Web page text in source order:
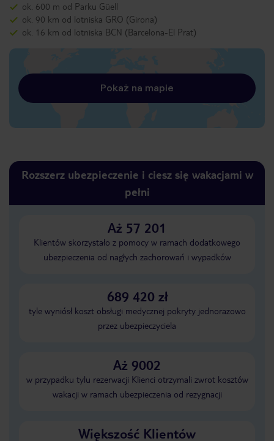
ok. 600 m od Parku Güell
ok. 90 km od lotniska GRO (Girona)
ok. 16 km od lotniska BCN (Barcelona-El Prat)
Pokaż na mapie
Rozszerz ubezpieczenie i ciesz się wakacjami w
pełni
Aż 57 201
Klientów skorzystało z pomocy w ramach dodatkowego
ubezpieczenia od nagłych zachorowań i wypadków
689 420 zł
tyle wyniósł koszt obsługi medycznej pokryty jednorazowo
przez ubezpieczyciela
Aż 9002
w przypadku tylu rezerwacji Klienci otrzymali zwrot kosztów
wakacji w ramach ubezpieczenia od rezygnacji
Większość Klientów